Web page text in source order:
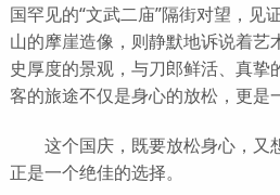
国罕见的“文武二庙”隔街对望，见
山的摩崖造像，则静默地诉说着
史厚度的景观，与刀郎鲜活、真挚
客的旅途不仅是身心的放松，更是
这个国庆，既要放松身心，又
正是一个绝佳的选择。